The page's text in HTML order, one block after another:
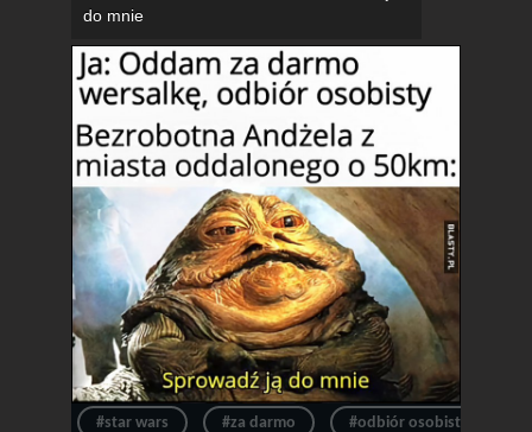
do mnie
#star wars #za darmo #odbiór osobisty